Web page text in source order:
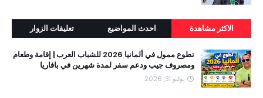
الاكثر مشاهدة احدث المواضيع تعليقات الزوار
تطوع ممول في ألمانيا 2026 للشباب العرب | إقامة وطعام
ومصروف جيب ودعم سفر لمدة شهرين في بافاريا
يوليو 31, 2026